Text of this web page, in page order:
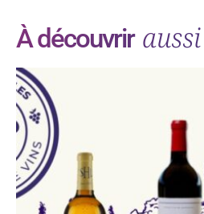
À découvrir aussi